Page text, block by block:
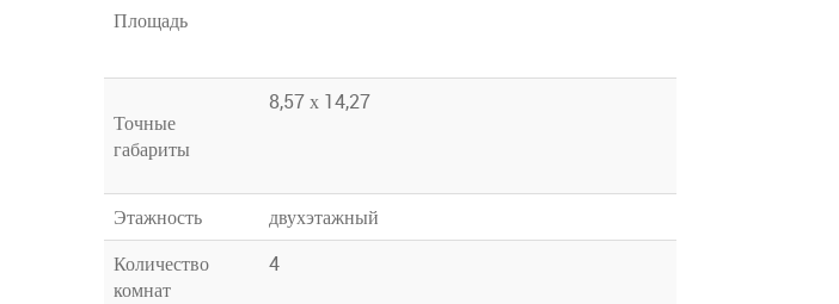
Площадь
Точные
габариты
8,57 х 14,27
Этажность
двухэтажный
Количество
комнат
4